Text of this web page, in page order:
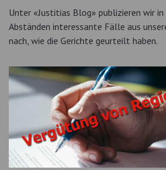
Unter «Justitias Blog» publizieren wir in
Abständen interessante Fälle aus
nach, wie die Gerichte geurteilt haben.